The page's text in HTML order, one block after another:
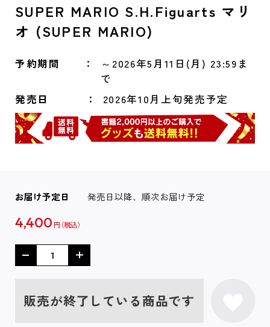
SUPER MARIO S.H.Figuarts マリ
オ (SUPER MARIO)
予約期間
～2026年5月11日(月) 23:59ま
で
発売日
2026年10月上旬発売予定
お届け予定日 発売日以降、順次お届け予定
4,400 円
販売が終了している商品です